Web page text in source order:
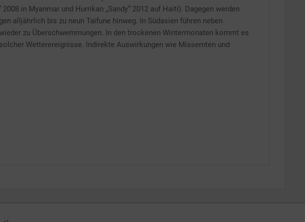
in Myanmar und Hurrikan „Sandy“ 2012 auf Haiti). Dagegen werden
alljährlich bis zu neun Taifune hinweg. In Südasien führen neben
zu Überschwemmungen. In den trockenen Wintermonaten kommt es
Wetterereignisse. Indirekte Auswirkungen wie Missernten und